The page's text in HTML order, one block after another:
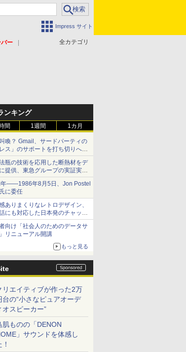
Impress サイト
全カテゴリ
ー
ンキング
間 1週間 1カ月
喚？ Gmail、サードパーティの
ス」のサポートを打ち切りへ
】
瓶の技術を応用した断熱材をデ
提供、東急グループの実証実験
密封真空断熱パネル TIVIP」
年――1986年8月5日、Jon Postel
に委任
ありまくりなレトロデザイン、
にも対応した日本発のチャット
やじうまWatch】
向け「社会人のためのデータサ
リニューアル開講
もっと見る
リエイティブが作った2万
台の“小さなピュアオーデ
オスピーカー”
肌ものの「DENON
」サウンドを体感し
！